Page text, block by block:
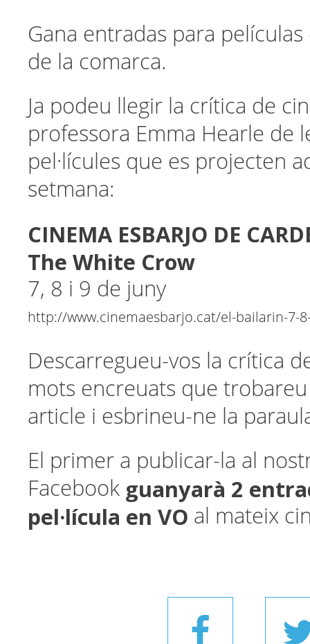
Gana entradas para
de la comarca.
Ja podeu llegir la crítica de
professora Emma Hearle de
pel·lícules que es projecten
setmana:
CINEMA ESBARJO DE
The White Crow
7, 8 i 9 de juny
http://www.cinemaesbarjo.cat/el-bailarin-7-
Descarregueu-vos la crítica
mots encreuats que
article i esbrineu-ne la
El primer a publicar-la al
Facebook guanyarà 2
pel·lícula en VO al mateix